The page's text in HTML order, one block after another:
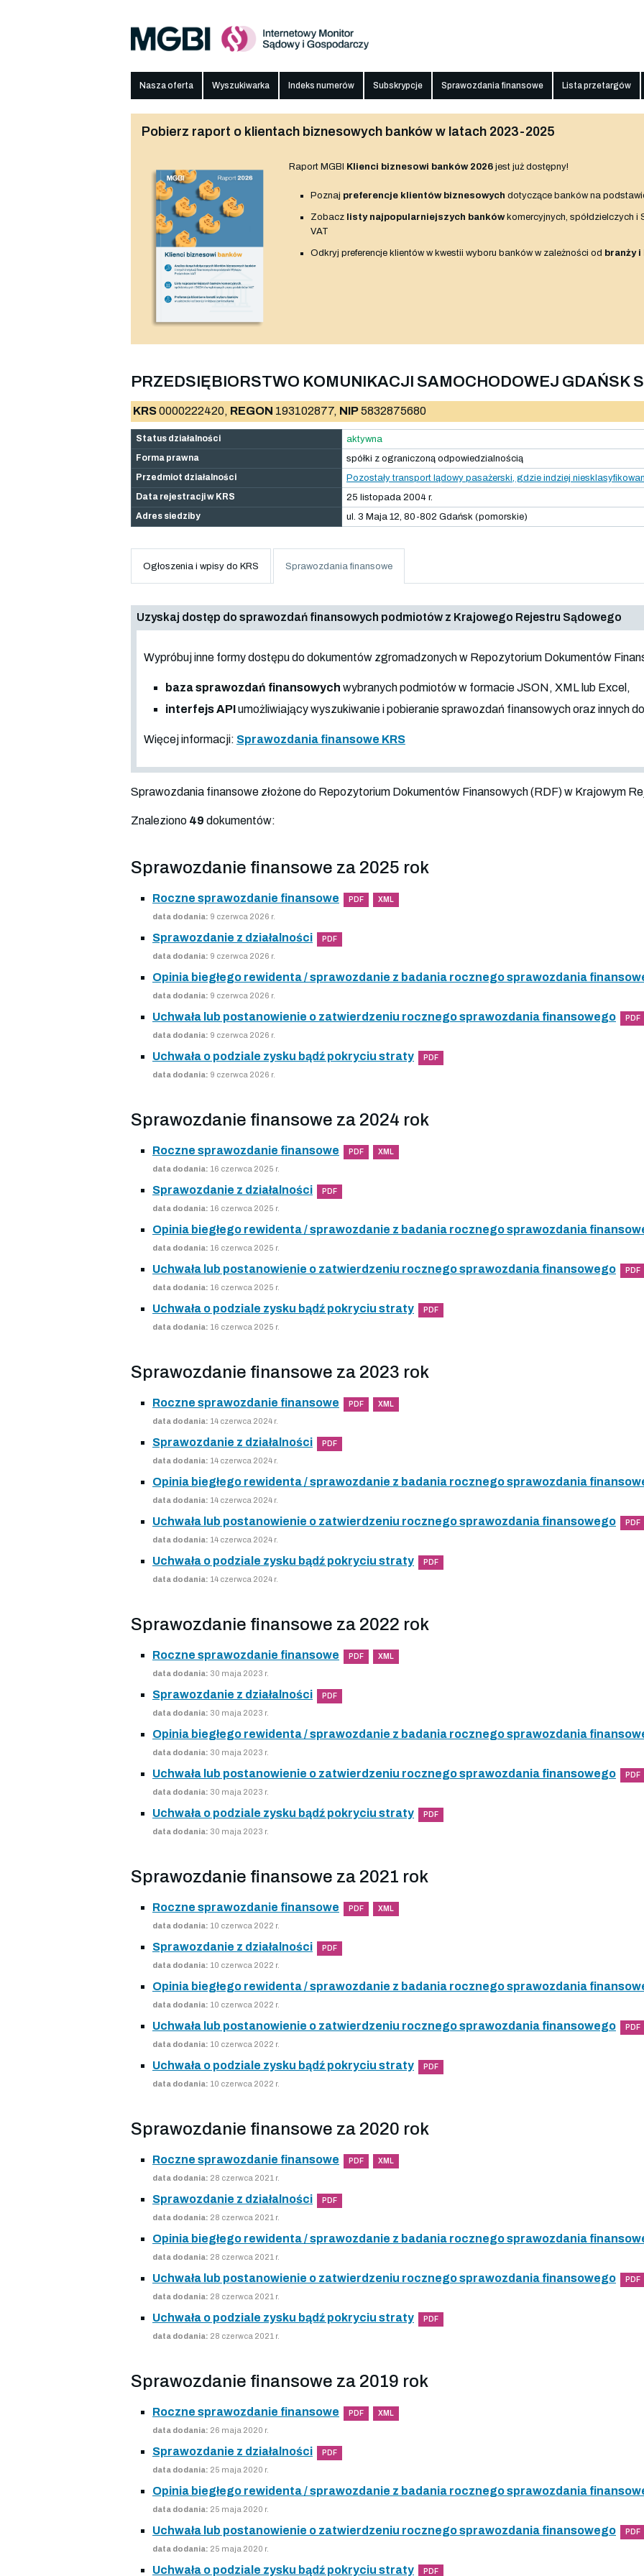
Nasza oferta Wyszukiwarka Indeks numerów Subskrypcje Sprawozdania finansowe Lista przetargów
Pobierz raport o klientach biznesowych banków w latach 2023-2025
Raport MGBI Klienci biznesowi banków 2026 jest już dostępny!
Poznaj preferencje klientów biznesowych dotyczące banków na
Zobacz listy najpopularniejszych bankówkomercyjnych, spółdzielczych i
VAT
Odkryj preferencje klientów w kwestii wyboru banków w zależności od branży
PRZEDSIĘBIORSTWO KOMUNIKACJI SAMOCHODOWEJ GDAŃSK
KRS0000222420, REGON 193102877, NIP5832875680
Status działalności
aktywna
Forma prawna
spółki z ograniczoną odpowiedzialnością
Przedmiot działalności
Pozostały transport lądowy pasażerski, gdzie indziej
Data rejestracji w KRS
25 listopada 2004 r.
Adres siedziby
ul. 3 Maja 12, 80-802 Gdańsk (pomorskie)
Ogłoszenia i wpisy do KRS Sprawozdania finansowe
Uzyskaj dostęp do sprawozdań finansowych podmiotów z Krajowego Rejestru Sądowego
Wypróbuj inne formy dostępu do dokumentów zgromadzonych w Repozytorium Dokumentów
baza sprawozdań finansowych wybranych podmiotów w formacie JSON, XML lub Excel,
interfejs APIumożliwiający wyszukiwanie i pobieranie sprawozdań finansowych oraz innych
Więcej informacji: Sprawozdania finansowe KRS
Sprawozdania finansowe złożone do Repozytorium Dokumentów Finansowych (RDF) w Krajowym
Znaleziono 49 dokumentów:
Sprawozdanie finansowe za 2025 rok
Roczne sprawozdanie finansowe PDF XML
data dodania: 9 czerwca 2026 r.
Sprawozdanie z działalności PDF
data dodania: 9 czerwca 2026 r.
Opinia biegłego rewidenta / sprawozdanie z badania rocznego sprawozdania
data dodania: 9 czerwca 2026 r.
Uchwała lub postanowienie o zatwierdzeniu rocznego sprawozdania finansowego PDF
data dodania: 9 czerwca 2026 r.
Uchwała o podziale zysku bądź pokryciu straty PDF
data dodania: 9 czerwca 2026 r.
Sprawozdanie finansowe za 2024 rok
Roczne sprawozdanie finansowe PDF XML
data dodania: 16 czerwca 2025 r.
Sprawozdanie z działalności PDF
data dodania: 16 czerwca 2025 r.
Opinia biegłego rewidenta / sprawozdanie z badania rocznego sprawozdania
data dodania: 16 czerwca 2025 r.
Uchwała lub postanowienie o zatwierdzeniu rocznego sprawozdania finansowego PDF
data dodania: 16 czerwca 2025 r.
Uchwała o podziale zysku bądź pokryciu straty PDF
data dodania: 16 czerwca 2025 r.
Sprawozdanie finansowe za 2023 rok
Roczne sprawozdanie finansowe PDF XML
data dodania: 14 czerwca 2024 r.
Sprawozdanie z działalności PDF
data dodania: 14 czerwca 2024 r.
Opinia biegłego rewidenta / sprawozdanie z badania rocznego sprawozdania
data dodania: 14 czerwca 2024 r.
Uchwała lub postanowienie o zatwierdzeniu rocznego sprawozdania finansowego PDF
data dodania: 14 czerwca 2024 r.
Uchwała o podziale zysku bądź pokryciu straty PDF
data dodania: 14 czerwca 2024 r.
Sprawozdanie finansowe za 2022 rok
Roczne sprawozdanie finansowe PDF XML
data dodania: 30 maja 2023 r.
Sprawozdanie z działalności PDF
data dodania: 30 maja 2023 r.
Opinia biegłego rewidenta / sprawozdanie z badania rocznego sprawozdania
data dodania: 30 maja 2023 r.
Uchwała lub postanowienie o zatwierdzeniu rocznego sprawozdania finansowego PDF
data dodania: 30 maja 2023 r.
Uchwała o podziale zysku bądź pokryciu straty PDF
data dodania: 30 maja 2023 r.
Sprawozdanie finansowe za 2021 rok
Roczne sprawozdanie finansowe PDF XML
data dodania: 10 czerwca 2022 r.
Sprawozdanie z działalności PDF
data dodania: 10 czerwca 2022 r.
Opinia biegłego rewidenta / sprawozdanie z badania rocznego sprawozdania
data dodania: 10 czerwca 2022 r.
Uchwała lub postanowienie o zatwierdzeniu rocznego sprawozdania finansowego PDF
data dodania: 10 czerwca 2022 r.
Uchwała o podziale zysku bądź pokryciu straty PDF
data dodania: 10 czerwca 2022 r.
Sprawozdanie finansowe za 2020 rok
Roczne sprawozdanie finansowe PDF XML
data dodania: 28 czerwca 2021 r.
Sprawozdanie z działalności PDF
data dodania: 28 czerwca 2021 r.
Opinia biegłego rewidenta / sprawozdanie z badania rocznego sprawozdania
data dodania: 28 czerwca 2021 r.
Uchwała lub postanowienie o zatwierdzeniu rocznego sprawozdania finansowego PDF
data dodania: 28 czerwca 2021 r.
Uchwała o podziale zysku bądź pokryciu straty PDF
data dodania: 28 czerwca 2021 r.
Sprawozdanie finansowe za 2019 rok
Roczne sprawozdanie finansowe PDF XML
data dodania: 26 maja 2020 r.
Sprawozdanie z działalności PDF
data dodania: 25 maja 2020 r.
Opinia biegłego rewidenta / sprawozdanie z badania rocznego sprawozdania
data dodania: 25 maja 2020 r.
Uchwała lub postanowienie o zatwierdzeniu rocznego sprawozdania finansowego PDF
data dodania: 25 maja 2020 r.
Uchwała o podziale zysku bądź pokryciu straty PDF